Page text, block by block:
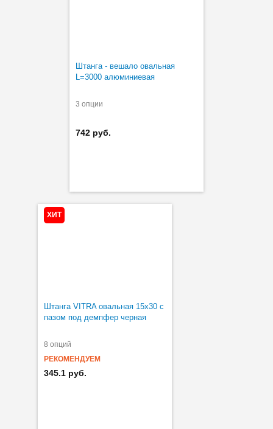
Штанга - вешало овальная
L=3000 алюминиевая
3 опции
742 руб.
ХИТ
Штанга VITRA овальная 15х30 с
пазом под демпфер черная
8 опций
РЕКОМЕНДУЕМ
345.1 руб.